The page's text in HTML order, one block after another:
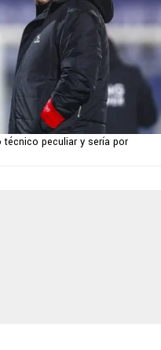
técnico peculiar y sería por